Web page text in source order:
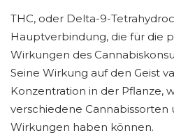
THC, oder Delta-9-
Hauptverbindung, die für die
Wirkungen des
Seine Wirkung auf den Geist
Konzentration in der Pflanze,
verschiedene Cannabissorten
Wirkungen haben können.